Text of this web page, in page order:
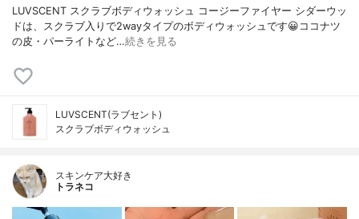
LUVSCENT スクラブボディウォッシュ コージーファイヤー シダーウッ
ドは、スクラブ入りで2wayタイプのボディウォッシュです😀ココナツ
の皮・パーライトなど…続きを見る
LUVSCENT(ラブセント)
スクラブボディウォッシュ
スキンケア大好き
トラネコ